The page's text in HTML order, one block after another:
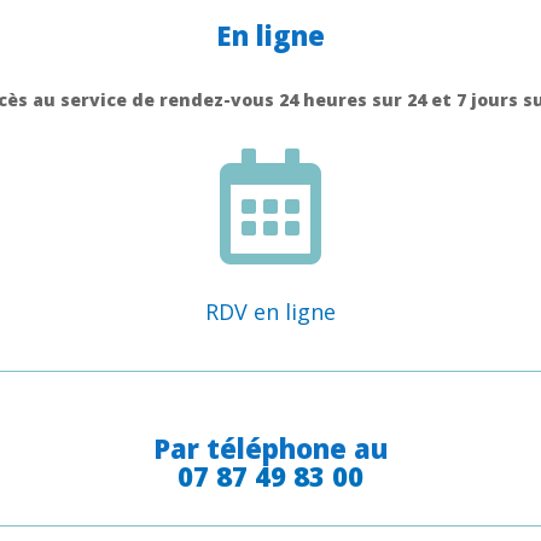
En ligne
au service de rendez-vous 24 heures sur 24 et 7 jours

RDV en ligne
Par téléphone au
07 87 49 83 00